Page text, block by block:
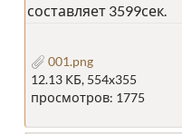
составляет 3599сек.
001.png
12.13 КБ, 554x355
просмотров: 1775